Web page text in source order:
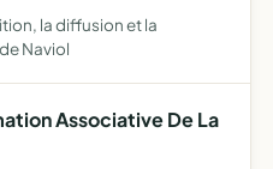
la diffusion et la
Naviol
Associative De La